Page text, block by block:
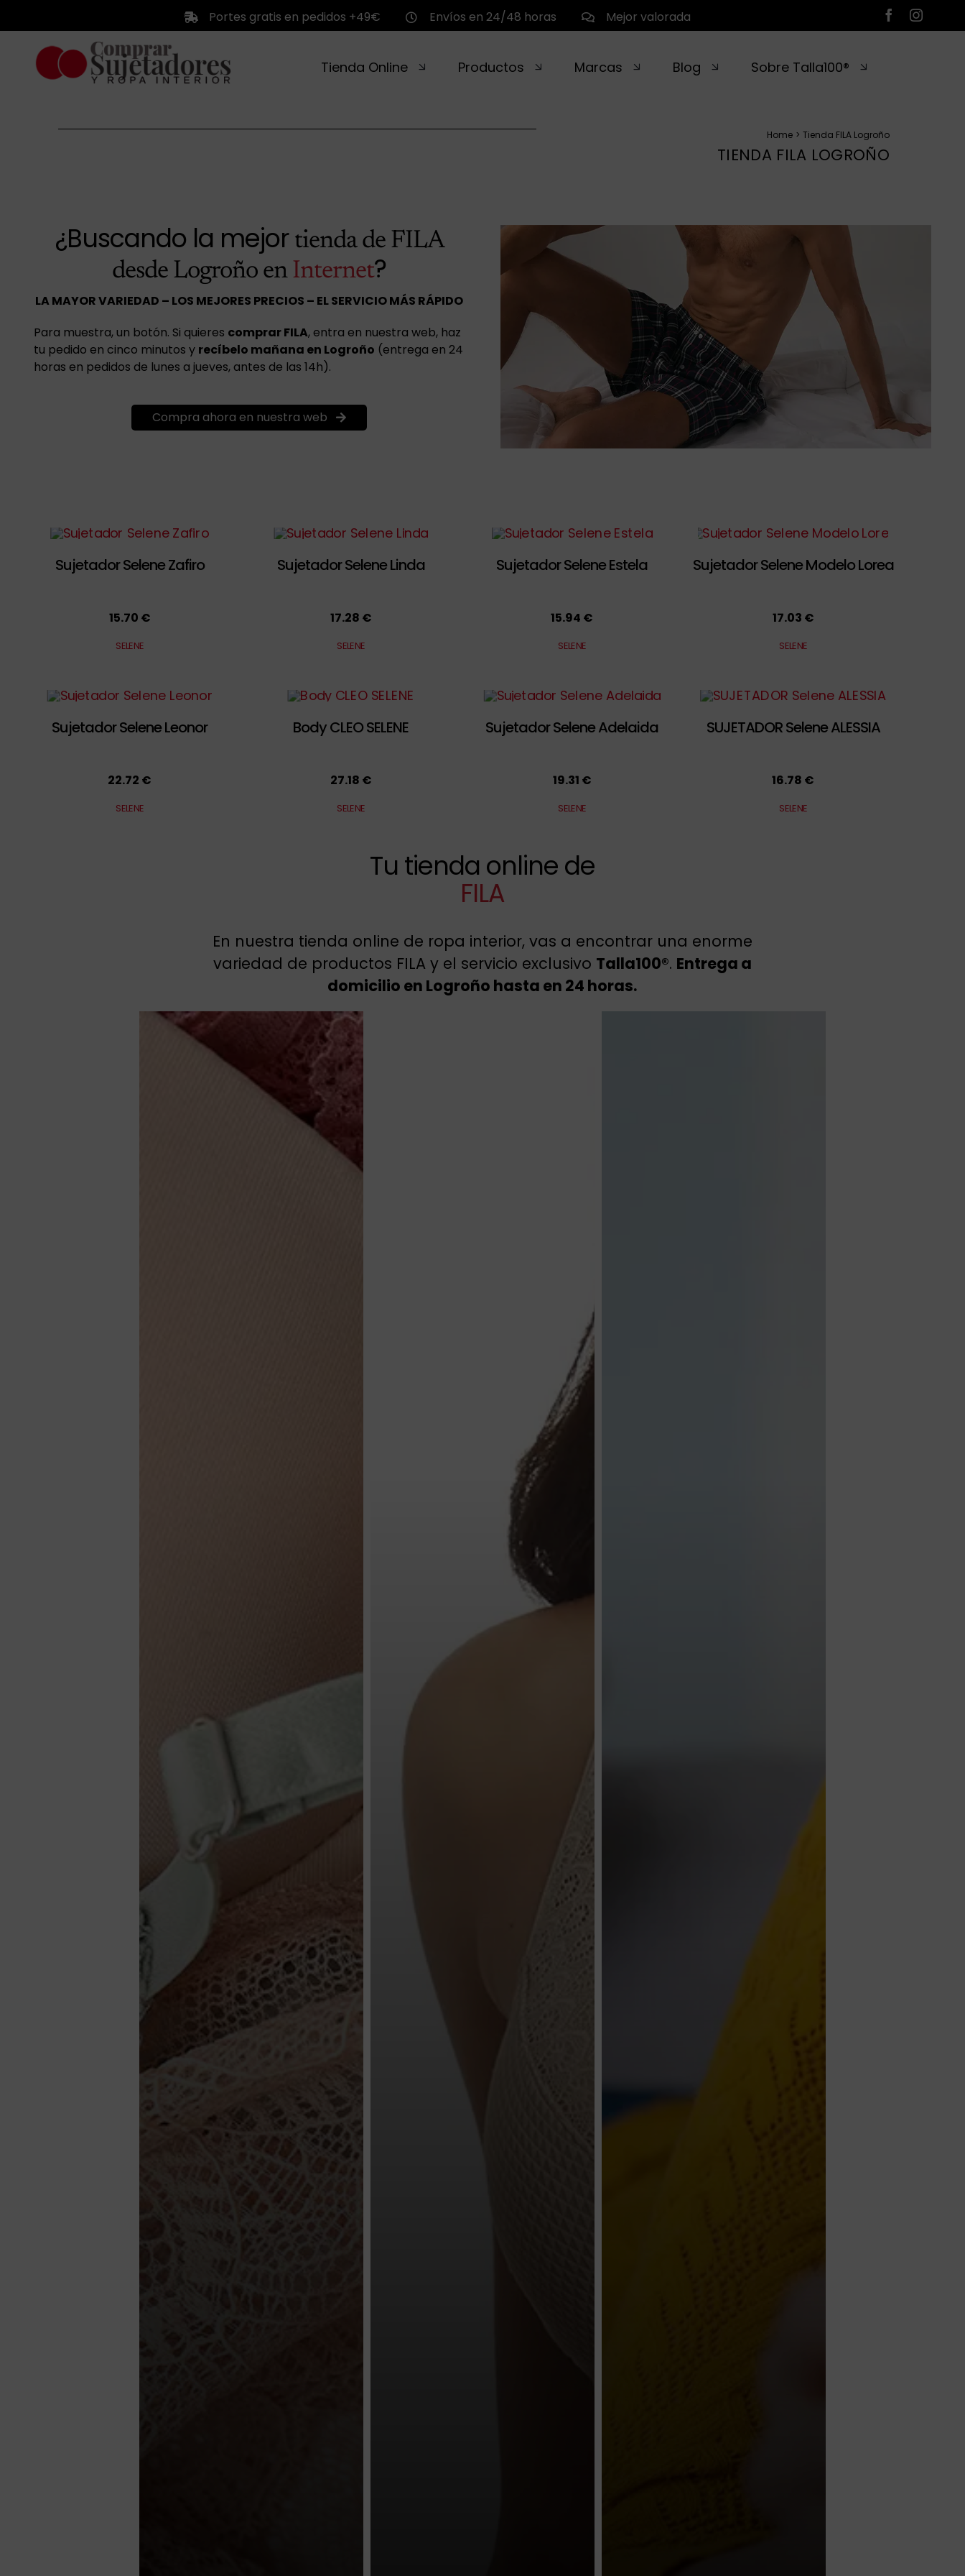
contenido
Portes gratis en pedidos +49€ Envíos en 24/48 horas Mejor valorada
Tienda Online Productos Marcas Blog Sobre Talla100®
Home Tienda FILA Logroño
TIENDA FILA LOGROÑO
¿Buscando la mejor tienda de FILA
desde Logroño en Internet?
LA MAYOR VARIEDAD – LOS MEJORES PRECIOS – EL SERVICIO MÁS RÁPIDO
Para muestra, un botón. Si quieres comprar FILA, entra en nuestra web, haz
tu pedido en cinco minutos y recíbelo mañana en Logroño (entrega en 24
horas en pedidos de lunes a jueves, antes de las 14h).
Compra ahora en nuestra web
Sujetador Selene Zafiro
15.70 €
SELENE
Sujetador Selene Linda
17.28 €
SELENE
Sujetador Selene Estela
15.94 €
SELENE
Sujetador Selene Modelo Lorea
17.03 €
SELENE
Sujetador Selene Leonor
22.72 €
SELENE
Body CLEO SELENE
27.18 €
SELENE
Sujetador Selene Adelaida
19.31 €
SELENE
SUJETADOR Selene ALESSIA
16.78 €
SELENE
Tu tienda online de
FILA
En nuestra tienda online de ropa interior, vas a encontrar una enorme
variedad de productos FILA y el servicio exclusivo Talla100®. Entrega a
domicilio en Logroño hasta en 24 horas.